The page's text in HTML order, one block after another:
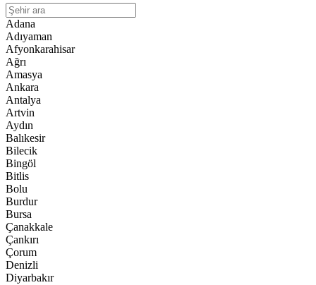
Adana
Adıyaman
Afyonkarahisar
Ağrı
Amasya
Ankara
Antalya
Artvin
Aydın
Balıkesir
Bilecik
Bingöl
Bitlis
Bolu
Burdur
Bursa
Çanakkale
Çankırı
Çorum
Denizli
Diyarbakır